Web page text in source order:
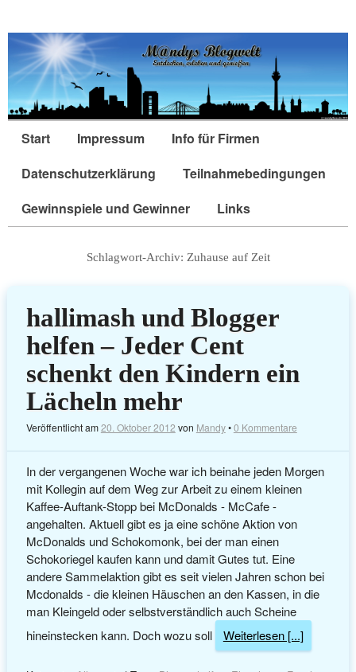
Start Impressum
Info für Firmen
Datenschutzerklärung
Teilnahmebedingungen
Gewinnspiele und Gewinner
Links
Schlagwort-Archiv: Zuhause auf Zeit
hallimash und Blogger
helfen – Jeder Cent
schenkt den Kindern ein
Lächeln mehr
Veröffentlicht am20. Oktober 2012 von Mandy•0 Kommentare
In der vergangenen Woche war ich beinahe jeden Morgen
mit Kollegin auf dem Weg zur Arbeit zu einem kleinen
Kaffee-Auftank-Stopp bei McDonalds - McCafe -
angehalten. Aktuell gibt es ja eine schöne Aktion von
McDonalds und Schokomonk, bei der man einen
Schokoriegel kaufen kann und damit Gutes tut. Eine
andere Sammelaktion gibt es seit vielen Jahren schon bei
Mcdonalds - die kleinen Häuschen an den Kassen, in die
man Kleingeld oder selbstverständlich auch Scheine
hineinstecken kann. Doch wozu soll
Weiterlesen [...]